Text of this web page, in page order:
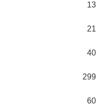
13
21
40
299
60